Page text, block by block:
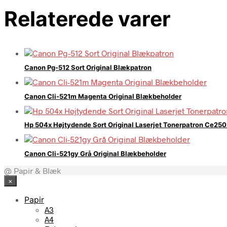
Relaterede varer
Canon Pg-512 Sort Original Blækpatron
Canon Cli-521m Magenta Original Blækbeholder
Hp 504x Højtydende Sort Original Laserjet Tonerpatron
Canon Cli-521gy Grå Original Blækbeholder
@ Papir & Blæk
×
Papir
A3
A4